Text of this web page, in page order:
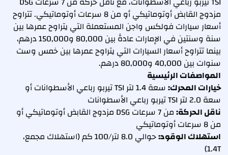
مزدوج القابض أوتوماتيكي أو من 8 سرعات أوتوماتيكي. تتراوح
أسعار سيارات فولكس واجن المستعملة التي يتراوح عمرها بين
سنة وسنتين في الإمارات عادةً بين 80,000 و150,000 درهم،
بينما تتراوح أسعار السيارات التي يتراوح عمرها بين خمس وست
سنوات بين 40,000 و80,000 درهم.
المواصفات الرئيسية
خيارات المحرك:
سعة 1.4 لتر TSI تيربو رباعي الأسطوانات أو
سعة 2.0 لتر TSI تيربو رباعي الأسطوانات
ناقل الحركة:
من 7 سرعات DSG مزدوج القابض أوتوماتيكي أو
من 8 سرعات أوتوماتيكي
استهلاك الوقود:
حوالي 8.0 لتر/100 كم (استهلاك مجمع،
1.4T)